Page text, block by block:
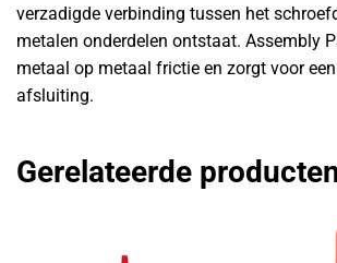
verzadigde verbinding tussen het
metalen onderdelen ontstaat. Assembly
metaal op metaal frictie en zorgt voor
afsluiting.
Gerelateerde